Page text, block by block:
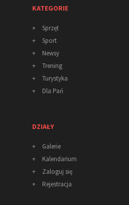
KATEGORIE
+
Sprzęt
+
Sport
+
Newsy
+
Trening
+
Turystyka
+
Dla Pań
DZIAŁY
+
Galerie
+
Kalendarium
+
Zaloguj się
+
Rejestracja